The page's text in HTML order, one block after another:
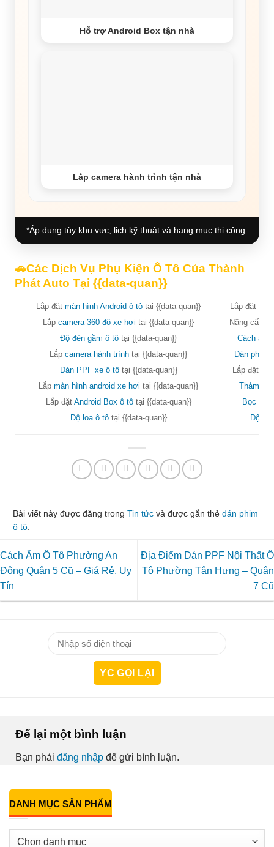
Hỗ trợ Android Box tận nhà
Lắp camera hành trình tận nhà
*Áp dụng tùy khu vực, lịch kỹ thuật và hạng mục thi công.
🚗Các Dịch Vụ Phụ Kiện Ô Tô Của Thành
Phát Auto Tại {{data-quan}}
Lắp đặt màn hình Android ô tô tại {{data-quan}}
Lắp camera 360 độ xe hơi tại {{data-quan}}
Độ đèn gầm ô tô tại {{data-quan}}
Lắp camera hành trình tại {{data-quan}}
Dán PPF xe ô tôtại {{data-quan}}
Lắp màn hình android xe hơi tại {{data-quan}}
Lắp đặt Android Box ô tôtại {{data-quan}}
Độ loa ô tôtại {{data-quan}}
Lắp đặt
Nâng cấp
Cách âm
Dán phim
Lắp đặt
Thảm lót
Bọc
Độ
Bài viết này được đăng trong Tin tức và được gắn thẻ dán phim
ô tô
Cách Âm Ô Tô Phường An
Đông Quận 5 Cũ – Giá Rẻ, Uy
Tín
Địa Điểm Dán PPF Nội Thất Ô
Tô Phường Tân Hưng – Quận
7 Cũ
Để lại một bình luận
Bạn phải đăng nhập để gửi bình luận.
DANH MỤC SẢN PHẨM